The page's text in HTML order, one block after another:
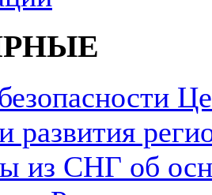
развития
из СНГ об